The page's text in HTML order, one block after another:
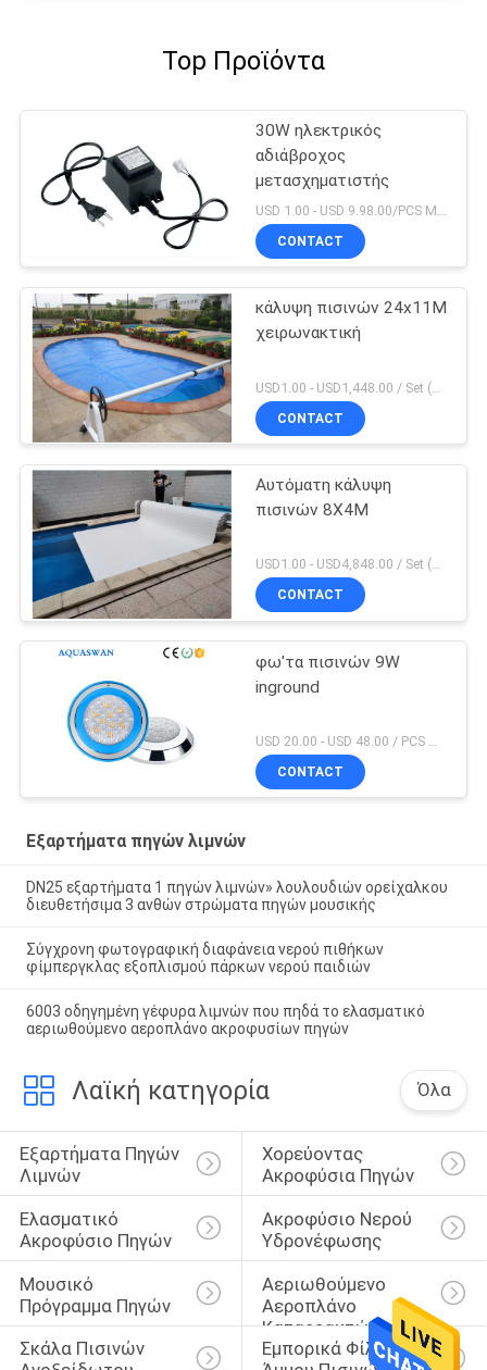
Top Προϊόντα
30W ηλεκτρικός
αδιάβροχος
μετασχηματιστής
CONTACT
κάλυψη πισινών 24x11M
χειρωνακτική
CONTACT
Αυτόματη κάλυψη
πισινών 8X4M
USD1.00 - USD4,848.00 / Set (Cover With Roller), Only Cover USD28.00 - USD40.00 / Square Meter MOQ:PC 1
CONTACT
φω'τα πισινών 9W
inground
USD 20.00 - USD 48.00 / PCS MOQ:PC 1
CONTACT
Εξαρτήματα πηγών λιμνών
DN25 εξαρτήματα 1 πηγών λιμνών» λουλουδιών ορείχαλκου
διευθετήσιμα 3 ανθών στρώματα πηγών μουσικής
Σύγχρονη φωτογραφική διαφάνεια νερού πιθήκων
φίμπεργκλας εξοπλισμού πάρκων νερού παιδιών
6003 οδηγημένη γέφυρα λιμνών που πηδά το ελασματικό
αεριωθούμενο αεροπλάνο ακροφυσίων πηγών
Λαϊκή κατηγορία Όλα
Εξαρτήματα Πηγών
Λιμνών
Χορεύοντας
Ακροφύσια Πηγών
Ελασματικό
Ακροφύσιο Πηγών
Ακροφύσιο Νερού
Υδρονέφωσης
Μουσικό
Πρόγραμμα Πηγών
Αεριωθούμενο
Αεροπλάνο
Καταρρακτών
Ανοξείδωτου
Σκάλα Πισινών
Εμπορικά Φίλτρα